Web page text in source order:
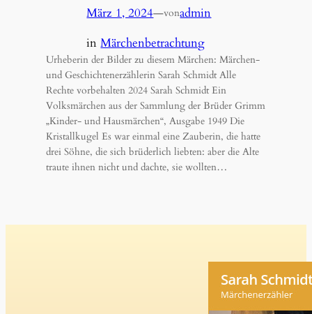
März 1, 2024—vonadmin
inMärchenbetrachtung
Urheberin der Bilder zu diesem Märchen: Märchen-
und Geschichtenerzählerin Sarah Schmidt Alle
Rechte vorbehalten 2024 Sarah Schmidt Ein
Volksmärchen aus der Sammlung der Brüder Grimm
„Kinder- und Hausmärchen“, Ausgabe 1949 Die
Kristallkugel Es war einmal eine Zauberin, die hatte
drei Söhne, die sich brüderlich liebten: aber die Alte
traute ihnen nicht und dachte, sie wollten…